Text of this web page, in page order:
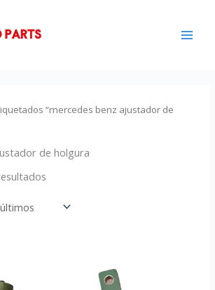
“mercedes benz ajustador de
de holgura